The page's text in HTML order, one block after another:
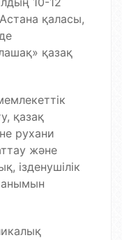
қаласы,
қазақ
қазақ
рухани
және
ізденушілік